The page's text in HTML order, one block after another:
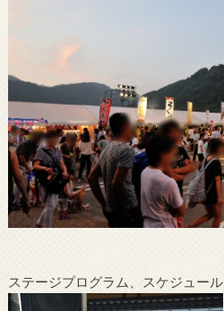
ステージプログラム、スケジュール